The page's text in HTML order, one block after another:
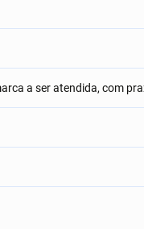
a ser atendida, com